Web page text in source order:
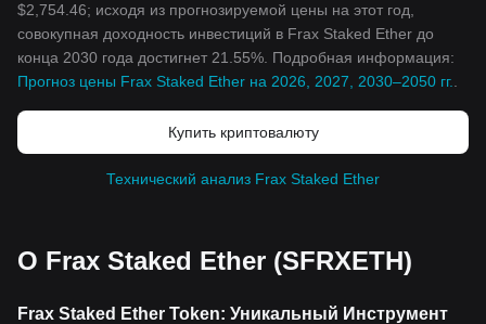
$2,754.46; исходя из прогнозируемой цены на этот год,
совокупная доходность инвестиций в Frax Staked Ether до
конца 2030 года достигнет 21.55%. Подробная информация:
Прогноз цены Frax Staked Ether на 2026, 2027, 2030–2050 гг.
Купить криптовалюту
Технический анализ Frax Staked Ether
О Frax Staked Ether (SFRXETH)
Frax Staked Ether Token: Уникальный Инструмент